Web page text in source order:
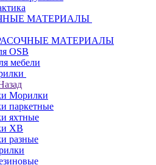
МАТЕРИАЛЫ
МАТЕРИАЛЫ
OSB
мебели
Морилки
паркетные
яхтные
ХВ
разные